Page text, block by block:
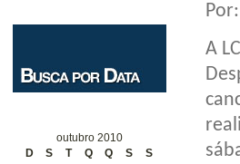
outubro 2010
D
S T Q Q S S
A